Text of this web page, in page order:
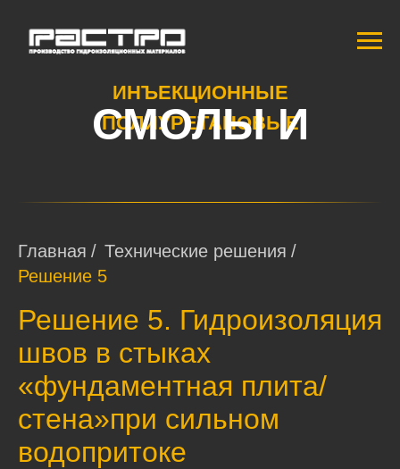
ИНЪЕКЦИОННЫЕ
ПОЛИУРЕТАНОВЫЕ
СМОЛЫ И
ПЕНЫ
Главная / Технические решения /
Решение 5
Решение 5. Гидроизоляция
швов в стыках
«фундаментная плита/
стена»при сильном
водопритоке